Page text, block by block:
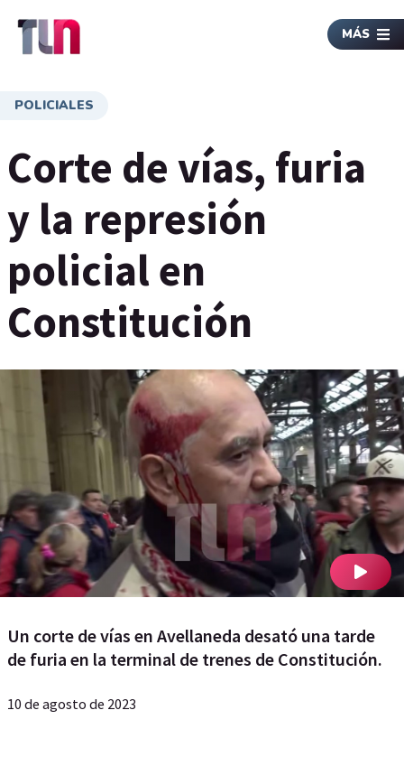
MÁS
POLICIALES
Corte de vías, furia
y la represión
policial en
Constitución
Un corte de vías en Avellaneda desató una tarde
de furia en la terminal de trenes de Constitución.
10 de agosto de 2023